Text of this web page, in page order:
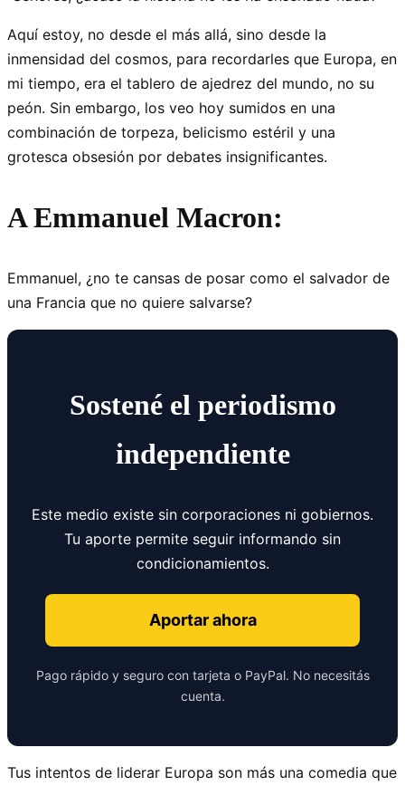
Aquí estoy, no desde el más allá, sino desde la
inmensidad del cosmos, para recordarles que Europa, en
mi tiempo, era el tablero de ajedrez del mundo, no su
peón. Sin embargo, los veo hoy sumidos en una
combinación de torpeza, belicismo estéril y una
grotesca obsesión por debates insignificantes.
A Emmanuel Macron:
Emmanuel, ¿no te cansas de posar como el salvador de
una Francia que no quiere salvarse?
Sostené el periodismo
independiente
Este medio existe sin corporaciones ni gobiernos.
Tu aporte permite seguir informando sin
condicionamientos.
Aportar ahora
Pago rápido y seguro con tarjeta o PayPal. No necesitás
cuenta.
Tus intentos de liderar Europa son más una comedia que